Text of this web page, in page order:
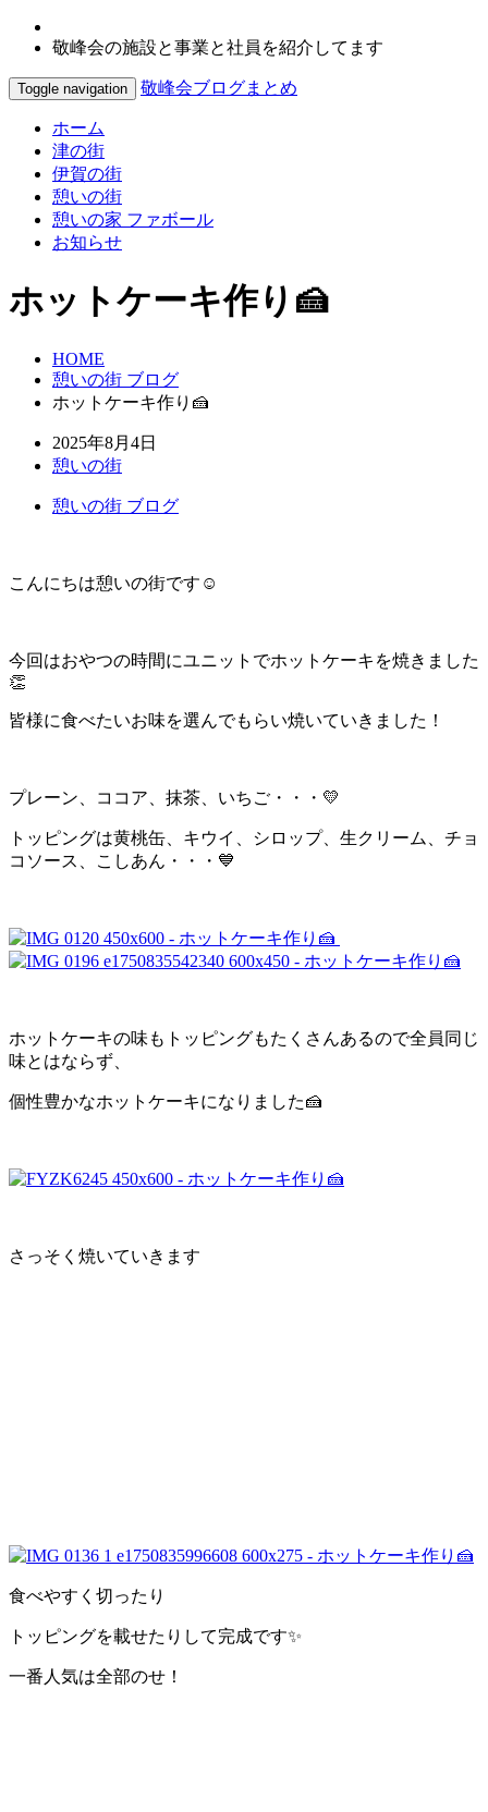
敬峰会の施設と事業と社員を紹介してます
Toggle navigation 敬峰会ブログまとめ
ホーム
津の街
伊賀の街
憩いの街
憩いの家 ファボール
お知らせ
ホットケーキ作り🍰
HOME
憩いの街 ブログ
ホットケーキ作り🍰
2025年8月4日
憩いの街
憩いの街 ブログ
こんにちは憩いの街です☺
今回はおやつの時間にユニットでホットケーキを焼きました
👏
皆様に食べたいお味を選んでもらい焼いていきました！
プレーン、ココア、抹茶、いちご・・・💛
トッピングは黄桃缶、キウイ、シロップ、生クリーム、チョ
コソース、こしあん・・・💙
ホットケーキの味もトッピングもたくさんあるので全員同じ
味とはならず、
個性豊かなホットケーキになりました🍰
さっそく焼いていきます
食べやすく切ったり
トッピングを載せたりして完成です✨
一番人気は全部のせ！